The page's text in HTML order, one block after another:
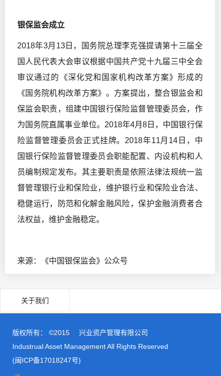
银保监会成立
2018年3月13日，国务院总理李克强提请第十三届全
国人民代表大会审议根据中国共产党十九届三中全会
审议通过的《深化党和国家机构改革方案》形成的
《国务院机构改革方案》。方案提出，整合银监会和
保监会职责，组建中国银行保险监督管理委员会，作
为国务院直属事业单位。2018年4月8日，中国银行保
险监督管理委员会正式挂牌。2018年11月14日，中
国银行保险监督管理委员会职能配置、内设机构和人
员编制规定发布。其主要职责是依照法律法规统一监
督管理银行业和保险业，维护银行业和保险业合法、
稳健运行，防范和化解金融风险，保护金融消费者合
法权益，维护金融稳定。
来源：《中国银保监会》公众号
关于我们
版权所有： ©2015
兴业资产管理有限公司
Industrual Asset Management All Rights Reserved
(闽ICP备17018247号)